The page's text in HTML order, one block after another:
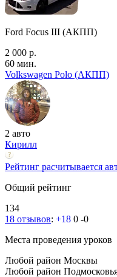
Ford Focus III (АКПП)
2 000 р.
60 мин.
Volkswagen Polo (АКПП)
2 авто
Кирилл
Рейтинг расчитывается
Общий рейтинг
134
18 отзывов: +18 0 -0
Места проведения уроков
Любой район Москвы
Любой район